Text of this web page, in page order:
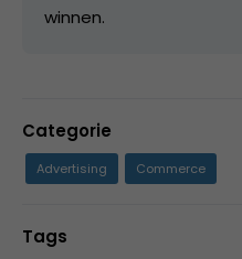
winnen.
Categorie
Advertising Commerce
Tags